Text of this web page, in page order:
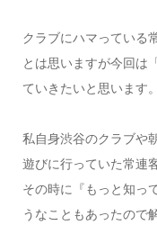
クラブにハマっている
とは思いますが今回は
ていきたいと思います。
私自身渋谷のクラブや
遊びに行っていた常連
その時に『もっと知っ
うなこともあったので